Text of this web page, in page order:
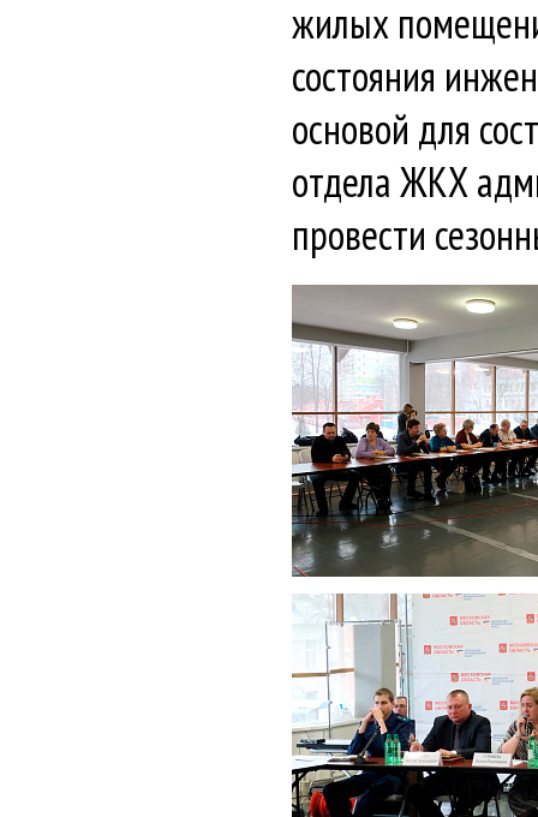
жилых
состояния
основой для
отдела ЖКХ
провести